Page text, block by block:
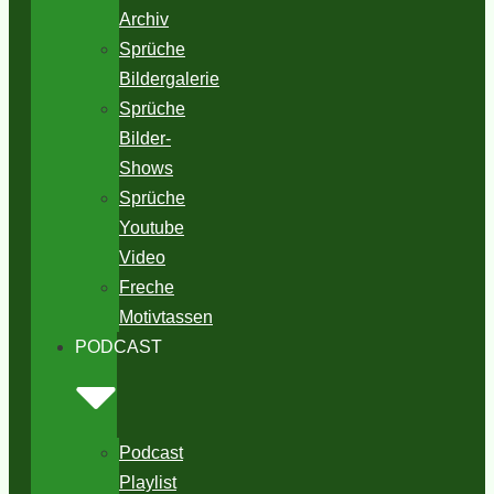
Archiv
Sprüche
Bildergalerie
Sprüche
Bilder-
Shows
Sprüche
Youtube
Video
Freche
Motivtassen
PODCAST
Podcast
Playlist